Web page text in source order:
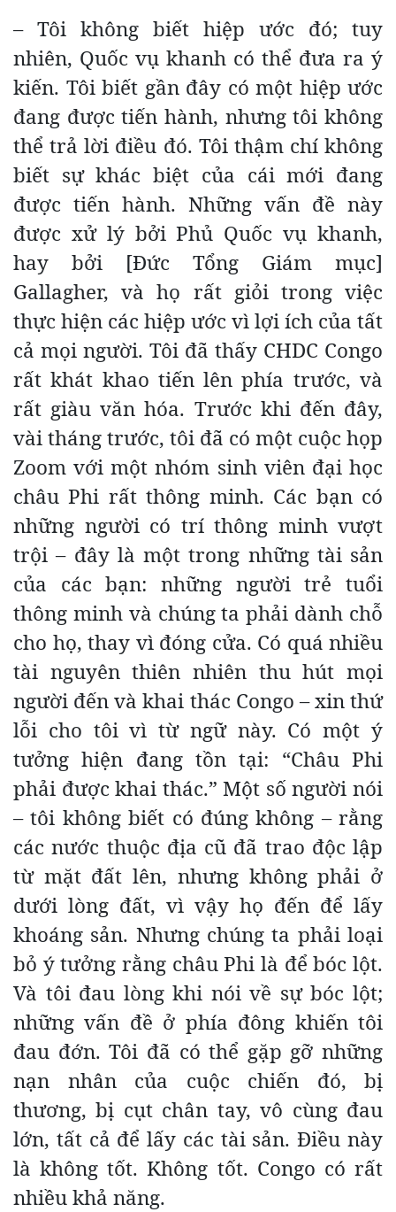
– Tôi không biết hiệp ước đó; tuy
nhiên, Quốc vụ khanh có thể đưa ra ý
kiến. Tôi biết gần đây có một hiệp ước
đang được tiến hành, nhưng tôi không
thể trả lời điều đó. Tôi thậm chí không
biết sự khác biệt của cái mới đang
được tiến hành. Những vấn đề này
được xử lý bởi Phủ Quốc vụ khanh,
hay bởi [Đức Tổng Giám mục]
Gallagher, và họ rất giỏi trong việc
thực hiện các hiệp ước vì lợi ích của tất
cả mọi người. Tôi đã thấy CHDC Congo
rất khát khao tiến lên phía trước, và
rất giàu văn hóa. Trước khi đến đây,
vài tháng trước, tôi đã có một cuộc họp
Zoom với một nhóm sinh viên đại học
châu Phi rất thông minh. Các bạn có
những người có trí thông minh vượt
trội – đây là một trong những tài sản
của các bạn: những người trẻ tuổi
thông minh và chúng ta phải dành chỗ
cho họ, thay vì đóng cửa. Có quá nhiều
tài nguyên thiên nhiên thu hút mọi
người đến và khai thác Congo – xin thứ
lỗi cho tôi vì từ ngữ này. Có một ý
tưởng hiện đang tồn tại: “Châu Phi
phải được khai thác.” Một số người nói
– tôi không biết có đúng không – rằng
các nước thuộc địa cũ đã trao độc lập
từ mặt đất lên, nhưng không phải ở
dưới lòng đất, vì vậy họ đến để lấy
khoáng sản. Nhưng chúng ta phải loại
bỏ ý tưởng rằng châu Phi là để bóc lột.
Và tôi đau lòng khi nói về sự bóc lột;
những vấn đề ở phía đông khiến tôi
đau đớn. Tôi đã có thể gặp gỡ những
nạn nhân của cuộc chiến đó, bị
thương, bị cụt chân tay, vô cùng đau
lớn, tất cả để lấy các tài sản. Điều này
là không tốt. Không tốt. Congo có rất
nhiều khả năng.